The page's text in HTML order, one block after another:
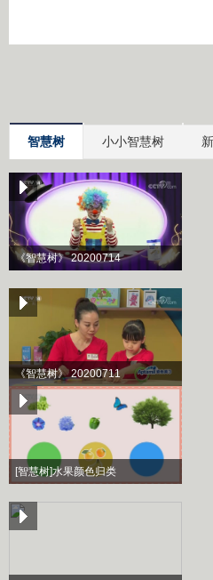
智慧树 小小智慧树
《智慧树》 20200714
《智慧树》 20200711
[智慧树]水果颜色归类